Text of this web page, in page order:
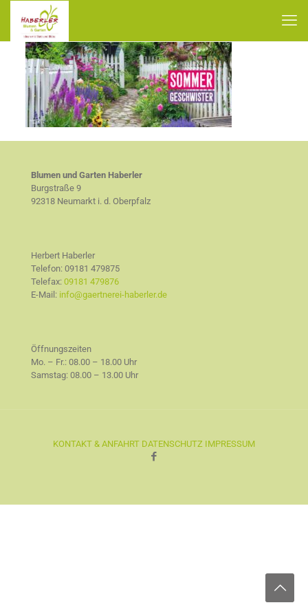
Blumen und Garten Haberler
Burgstraße 9
92318 Neumarkt i. d. Oberpfalz
Herbert Haberler
Telefon: 09181 479875
Telefax: 09181 479876
E-Mail: info@gaertnerei-haberler.de
Öffnungszeiten
Mo. – Fr.: 08.00 – 18.00 Uhr
Samstag: 08.00 – 13.00 Uhr
KONTAKT & ANFAHRT DATENSCHUTZ IMPRESSUM